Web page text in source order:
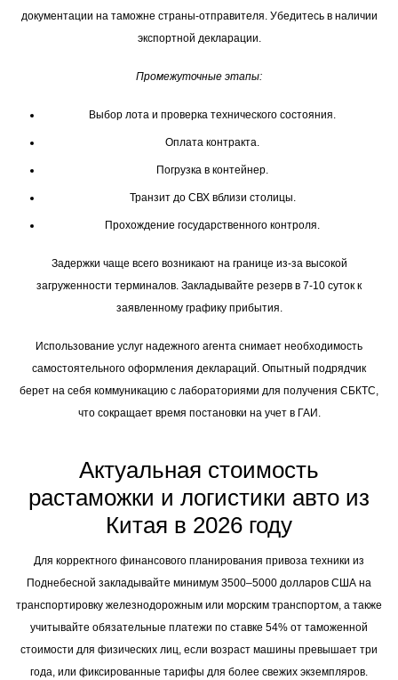
документации на таможне страны-отправителя. Убедитесь в наличии
экспортной декларации.
Промежуточные этапы:
Выбор лота и проверка технического состояния.
Оплата контракта.
Погрузка в контейнер.
Транзит до СВХ вблизи столицы.
Прохождение государственного контроля.
Задержки чаще всего возникают на границе из-за высокой
загруженности терминалов. Закладывайте резерв в 7-10 суток к
заявленному графику прибытия.
Использование услуг надежного агента снимает необходимость
самостоятельного оформления деклараций. Опытный подрядчик
берет на себя коммуникацию с лабораториями для получения СБКТС,
что сокращает время постановки на учет в ГАИ.
Актуальная стоимость
растаможки и логистики авто из
Китая в 2026 году
Для корректного финансового планирования привоза техники из
Поднебесной закладывайте минимум 3500–5000 долларов США на
транспортировку железнодорожным или морским транспортом, а также
учитывайте обязательные платежи по ставке 54% от таможенной
стоимости для физических лиц, если возраст машины превышает три
года, или фиксированные тарифы для более свежих экземпляров.